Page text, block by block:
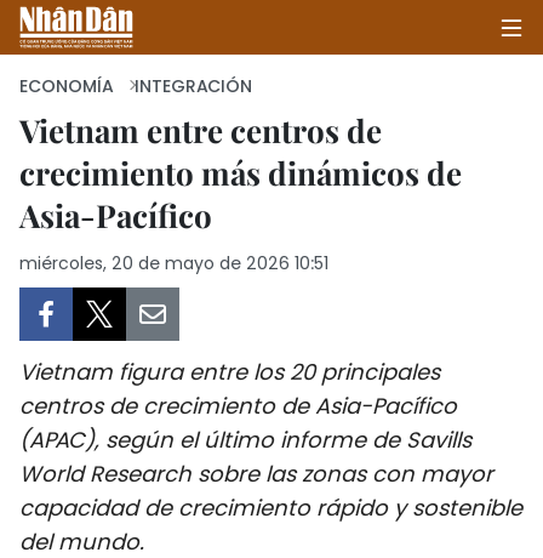
INICIO
POLÍTICA
ECONOMÍA
SALUD - MEDIO AMBIENTE
CULTURA - ENTRETENIMIENTO
INTERNACIONAL
ECONOMÍA INTEGRACIÓN
Vietnam entre centros de
crecimiento más dinámicos de
Asia-Pacífico
miércoles, 20 de mayo de 2026 10:51
Vietnam figura entre los 20 principales
centros de crecimiento de Asia-Pacífico
(APAC), según el último informe de Savills
World Research sobre las zonas con mayor
capacidad de crecimiento rápido y sostenible
del mundo.